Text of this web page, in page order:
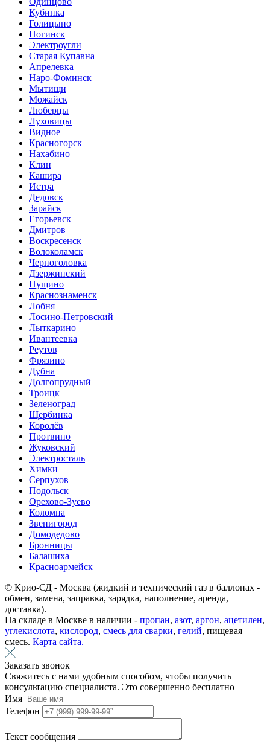
Кубинка
Голицыно
Ногинск
Электроугли
Старая Купавна
Апрелевка
Наро-Фоминск
Мытищи
Можайск
Люберцы
Луховицы
Видное
Красногорск
Нахабино
Клин
Кашира
Истра
Дедовск
Зарайск
Егорьевск
Дмитров
Воскресенск
Волоколамск
Черноголовка
Дзержинский
Пущино
Краснознаменск
Лобня
Лосино-Петровский
Лыткарино
Ивантеевка
Реутов
Фрязино
Дубна
Долгопрудный
Троицк
Зеленоград
Щербинка
Королёв
Протвино
Жуковский
Электросталь
Химки
Серпухов
Подольск
Орехово-Зуево
Коломна
Звенигород
Домодедово
Бронницы
Балашиха
Красноармейск
© Крио-СД - Москва (жидкий и технический газ в баллонах -
обмен, замена, заправка, зарядка, наполнение, аренда,
доставка).
На складе в Москве в наличии - пропан, азот, аргон, ацетилен,
углекислота, кислород, смесь для сварки, гелий, пищевая
смесь. Карта сайта.
Заказать звонок
Свяжитесь с нами удобным способом, чтобы получить
консультацию специалиста. Это совершенно бесплатно
Имя
Телефон
Текст сообщения